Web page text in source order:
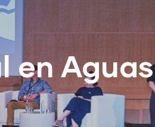
en Aguas